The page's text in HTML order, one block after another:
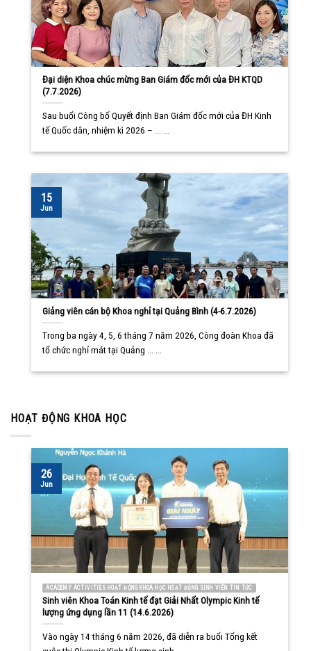
Đại diện Khoa chúc mừng Ban Giám đốc mới của ĐH KTQD
(7.7.2026)
Sau buổi Công bố Quyết định Ban Giám đốc mới của ĐH Kinh
tế Quốc dân, nhiệm kì 2026 – ... ...
Giảng viên cán bộ Khoa nghỉ tại Quảng Bình (4-6.7.2026)
Trong ba ngày 4, 5, 6 tháng 7 năm 2026, Công đoàn Khoa đã
tổ chức nghỉ mát tại Quảng ... ...
15
Jun
HOẠT ĐỘNG KHOA HỌC
ACADEMY ACTIVITIES HOẠT ĐỘNG KHOA HỌC HOẠT ĐỘNG SINH VIÊN TIN TỨC
Sinh viên Khoa Toán Kinh tế đạt Giải Nhất Olympic Kinh tế
lượng ứng dụng lần 11 (14.6.2026)
Vào ngày 14 tháng 6 năm 2026, đã diễn ra buổi Tổng kết
26
Jun